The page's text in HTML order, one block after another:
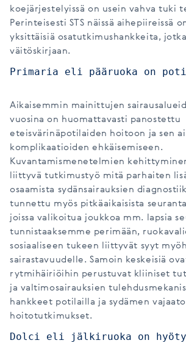
koejärjestelyissä on usein vahva tuki
Perinteisesti STS näissä aihepiireissä
yksittäisiä osatutkimushankkeita,
väitöskirjaan.
Primaria eli pääruoka on
Aikaisemmin mainittujen
vuosina on huomattavasti panostettu
eteisvärinäpotilaiden hoitoon ja sen
komplikaatioiden ehkäisemiseen.
Kuvantamismenetelmien
liittyvä tutkimustyö mitä parhaiten
osaamista sydänsairauksien
tunnettu myös pitkäaikaisista
joissa valikoitua joukkoa mm. lapsia
tunnistaaksemme perimään,
sosiaaliseen tukeen liittyvät syyt
sairastavuudelle. Samoin keskeisiä
rytmihäiriöihin perustuvat kliiniset
ja valtimosairauksien
hankkeet potilailla ja sydämen
hoitotutkimukset.
Dolci eli jälkiruoka on